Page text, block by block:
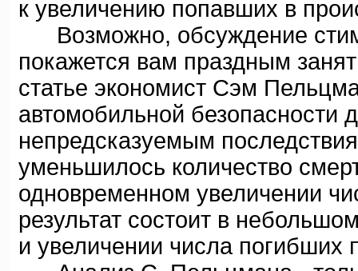
к увеличению попавших в
Возможно, обсуждение
покажется вам праздным
статье экономист Сэм
автомобильной безопасности
непредсказуемым
уменьшилось количество
одновременном увеличении
результат состоит в
и увеличении числа погибших